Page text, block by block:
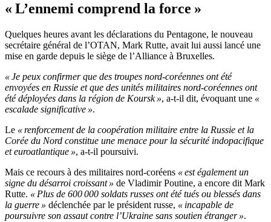
« L’ennemi comprend la force »
Quelques heures avant les déclarations du Pentagone, le nouveau
secrétaire général de l’OTAN, Mark Rutte, avait lui aussi lancé une
mise en garde depuis le siège de l’Alliance à Bruxelles.
« Je peux confirmer que des troupes nord-coréennes ont été
envoyées en Russie et que des unités militaires nord-coréennes ont
été déployées dans la région de Koursk », a-t-il dit, évoquant une «
escalade significative ».
Le « renforcement de la coopération militaire entre la Russie et la
Corée du Nord constitue une menace pour la sécurité indopacifique
et euroatlantique », a-t-il poursuivi.
Mais ce recours à des militaires nord-coréens « est également un
signe du désarroi croissant » de Vladimir Poutine, a encore dit Mark
Rutte. « Plus de 600 000 soldats russes ont été tués ou blessés dans
la guerre » déclenchée par le président russe, « incapable de
poursuivre son assaut contre l’Ukraine sans soutien étranger ».